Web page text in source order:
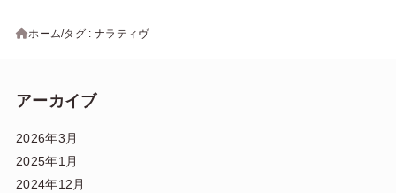
ホーム タグ : ナラティヴ
アーカイブ
2026年3月
2025年1月
2024年12月